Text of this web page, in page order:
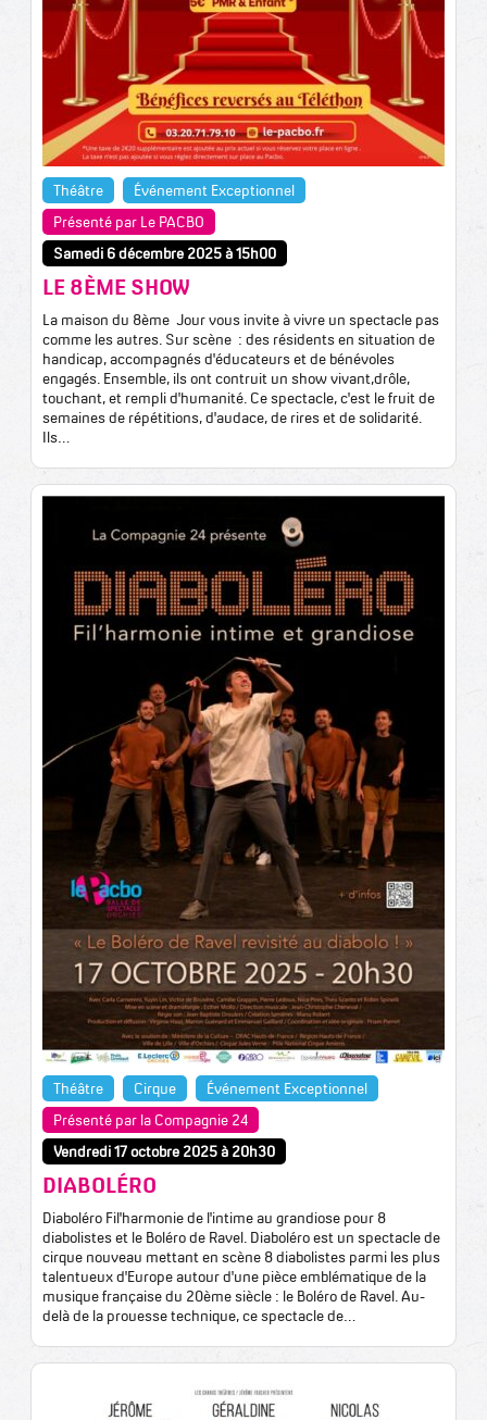
Théâtre
Événement Exceptionnel
Présenté par Le PACBO
Samedi 6 décembre 2025 à 15h00
LE 8ÈME SHOW
La maison du 8ème Jour vous invite à vivre un spectacle pas
comme les autres. Sur scène : des résidents en situation de
handicap, accompagnés d'éducateurs et de bénévoles
engagés. Ensemble, ils ont contruit un show vivant,drôle,
touchant, et rempli d'humanité. Ce spectacle, c'est le fruit de
semaines de répétitions, d'audace, de rires et de solidarité.
Ils…
Théâtre Cirque
Événement Exceptionnel
Présenté par la Compagnie 24
Vendredi 17 octobre 2025 à 20h30
DIABOLÉRO
Diaboléro Fil'harmonie de l'intime au grandiose pour 8
diabolistes et le Boléro de Ravel. Diaboléro est un spectacle de
cirque nouveau mettant en scène 8 diabolistes parmi les plus
talentueux d'Europe autour d'une pièce emblématique de la
musique française du 20ème siècle : le Boléro de Ravel. Au-
delà de la prouesse technique, ce spectacle de…